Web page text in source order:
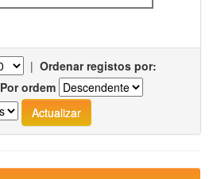
| Ordenar registos por:
Por ordem